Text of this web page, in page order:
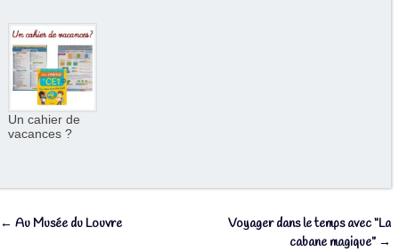
Un cahier de
vacances ?
← Au Musée du Louvre
Voyager dans le temps avec “La
cabane magique” →